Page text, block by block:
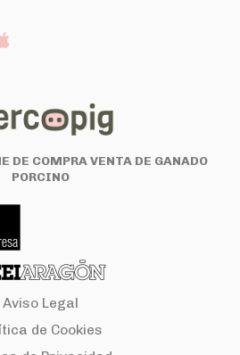
DE COMPRA VENTA DE GANADO
PORCINO
Aviso Legal
de Cookies